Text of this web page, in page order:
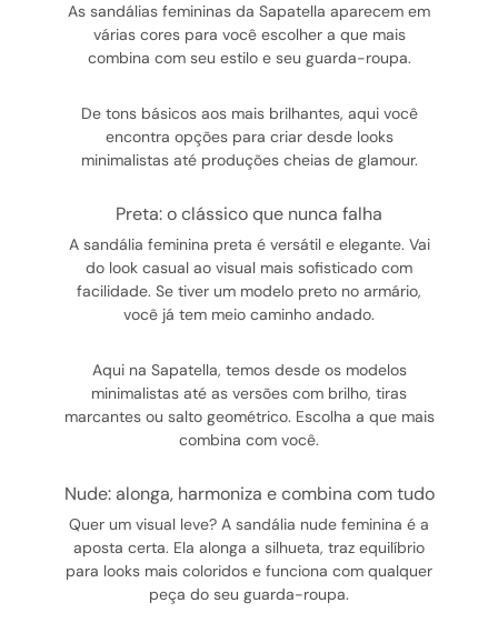
As sandálias femininas da Sapatella aparecem em
várias cores para você escolher a que mais
combina com seu estilo e seu guarda-roupa.
De tons básicos aos mais brilhantes, aqui você
encontra opções para criar desde looks
minimalistas até produções cheias de glamour.
preta: o clássico que nunca falha
A sandália feminina preta é versátil e elegante. Vai
do look casual ao visual mais sofisticado com
facilidade. Se tiver um modelo preto no armário,
você já tem meio caminho andado.
Aqui na Sapatella, temos desde os modelos
minimalistas até as versões com brilho, tiras
marcantes ou salto geométrico. Escolha a que mais
combina com você.
nude: alonga, harmoniza e combina com tudo
Quer um visual leve? A sandália nude feminina é a
aposta certa. Ela alonga a silhueta, traz equilíbrio
para looks mais coloridos e funciona com qualquer
peça do seu guarda-roupa.